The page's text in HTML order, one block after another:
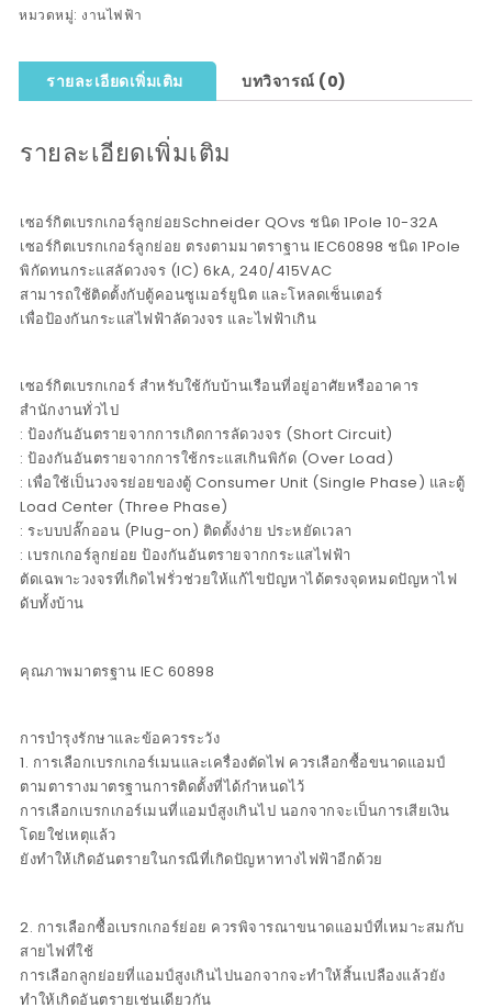
หมวดหมู่: งานไฟฟ้า
รายละเอียดเพิ่มเติม บทวิจารณ์ (0)
รายละเอียดเพิ่มเติม
เซอร์กิตเบรกเกอร์ลูกย่อยSchneider QOvs ชนิด 1Pole 10-32A
เซอร์กิตเบรกเกอร์ลูกย่อย ตรงตามมาตราฐาน IEC60898 ชนิด 1Pole
พิกัดทนกระแสลัดวงจร (IC) 6kA, 240/415VAC
สามารถใช้ติดตั้งกับตู้คอนซูเมอร์ยูนิต และโหลดเซ็นเตอร์
เพื่อป้องกันกระแสไฟฟ้าลัดวงจร และไฟฟ้าเกิน
เซอร์กิตเบรกเกอร์ สำหรับใช้กับบ้านเรือนที่อยู่อาศัยหรืออาคาร
สำนักงานทั่วไป
: ป้องกันอันตรายจากการเกิดการลัดวงจร (Short Circuit)
: ป้องกันอันตรายจากการใช้กระแสเกินพิกัด (Over Load)
: เพื่อใช้เป็นวงจรย่อยของตู้ Consumer Unit (Single Phase) และตู้
Load Center (Three Phase)
: ระบบปลั๊กออน (Plug-on) ติดตั้งง่าย ประหยัดเวลา
: เบรกเกอร์ลูกย่อย ป้องกันอันตรายจากกระแสไฟฟ้า
ตัดเฉพาะวงจรที่เกิดไฟรั่วช่วยให้แก้ไขปัญหาได้ตรงจุดหมดปัญหาไฟ
ดับทั้งบ้าน
คุณภาพมาตรฐาน IEC 60898
การบำรุงรักษาและข้อควรระวัง
1. การเลือกเบรกเกอร์เมนและเครื่องตัดไฟ ควรเลือกซื้อขนาดแอมป์
ตามตารางมาตรฐานการติดตั้งที่ได้กำหนดไว้
การเลือกเบรกเกอร์เมนที่แอมป์สูงเกินไป นอกจากจะเป็นการเสียเงิน
โดยใช่เหตุแล้ว
ยังทำให้เกิดอันตรายในกรณีที่เกิดปัญหาทางไฟฟ้าอีกด้วย
2. การเลือกซื้อเบรกเกอร์ย่อย ควรพิจารณาขนาดแอมป์ที่เหมาะสมกับ
สายไฟที่ใช้
การเลือกลูกย่อยที่แอมป์สูงเกินไปนอกจากจะทำให้สิ้นเปลืองแล้วยัง
ทำให้เกิดอันตรายเช่นเดียวกัน